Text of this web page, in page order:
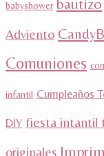
babyshower bautizo
Adviento
Comuniones
infantil Cumpleaños
DIY fiesta intantil
originales